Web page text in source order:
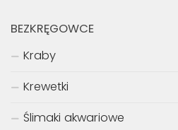
BEZKRĘGOWCE
Kraby
Krewetki
Ślimaki akwariowe